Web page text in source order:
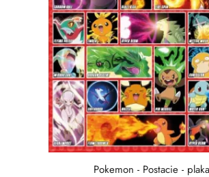
Pokemon - Postacie -